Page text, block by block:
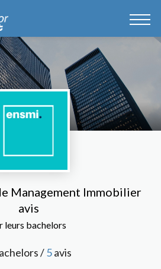
Management Immobilier
avis
leurs bachelors
/5avis